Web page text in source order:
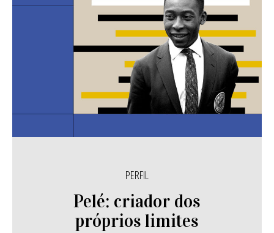
PERFIL
Pelé: criador dos
próprios limites